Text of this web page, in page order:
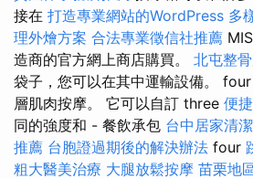
接在 打造專業網站的WordPress 多
理外燴方案 合法專業徵信社推薦
造商的官方網上商店購買。 北屯整
袋子，您可以在其中運輸設備。
層肌肉按摩。 它可以自訂 three 便
同的強度和 - 餐飲承包 台中居家清
推薦 台胞證過期後的解決辦法 four
粗大醫美治療 大腿放鬆按摩 苗栗地